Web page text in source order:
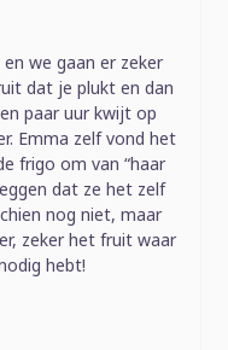
we gaan er zeker
dat je plukt en dan
paar uur kwijt op
Emma zelf vond het
frigo om van “haar
dat ze het zelf
nog niet, maar
zeker het fruit waar
hebt!